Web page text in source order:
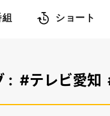
ショート
: #テレビ愛知